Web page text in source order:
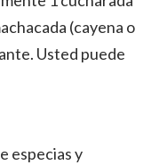
(cayena o
Usted puede
especias y